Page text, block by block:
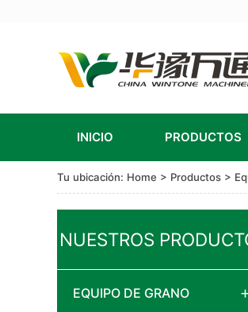
INICIO PRODUCTOS
Tu ubicación: Home > Productos >
NUESTROS
EQUIPO DE GRANO